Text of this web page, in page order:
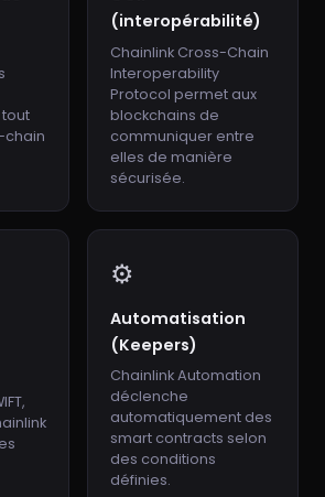
chain
(interopérabilité)
Chainlink Cross-Chain
Interoperability
Protocol permet aux
blockchains de
communiquer entre
elles de manière
sécurisée.
⚙️
Automatisation
(Keepers)
Chainlink Automation
déclenche
automatiquement des
smart contracts selon
des conditions
définies.